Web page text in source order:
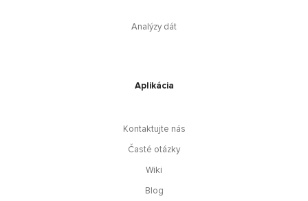
Analýzy dát
Aplikácia
Kontaktujte nás
Časté otázky
Wiki
Blog